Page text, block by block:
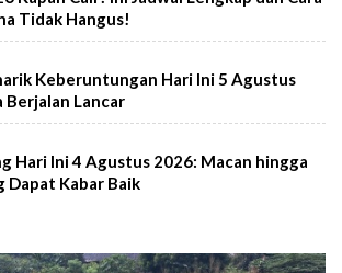
Tidak Hangus!
Keberuntungan Hari Ini 5 Agustus
Berjalan Lancar
Hari Ini 4 Agustus 2026: Macan hingga
Dapat Kabar Baik